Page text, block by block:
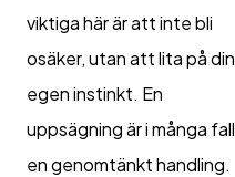
viktiga här är att inte bli
osäker, utan att lita på din
egen instinkt. En
uppsägning är i många fall
en genomtänkt handling.